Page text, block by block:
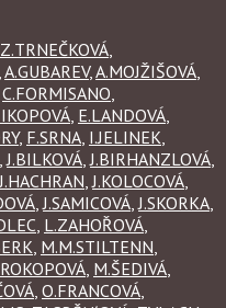
A.GUBAREV, A.MOJŽIŠOVÁ
C.FORMISANO
E.LANDOVÁ
, F.SRNA I.JELINEK
J.BILKOVÁ J.BIRHANZLOVÁ
J.HACHRAN J.KOLOCOVÁ
J.SAMICOVÁ J.SKORKA
L.ZAHOŘOVÁ
M.M.STILTENN
M.ŠEDIVÁ
O.FRANCOVÁ